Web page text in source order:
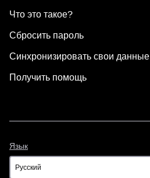
Что это такое?
Сбросить пароль
Синхронизировать свои данные
Получить помощь
Язык